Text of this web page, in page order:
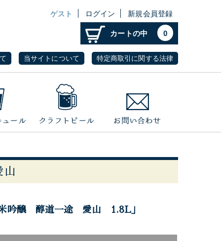
ゲスト ログイン 新規会員登録
カートの中 0
当サイトについて 特定商取引に関する法律
山
吟醸 醇道一途 愛山 1.8L」